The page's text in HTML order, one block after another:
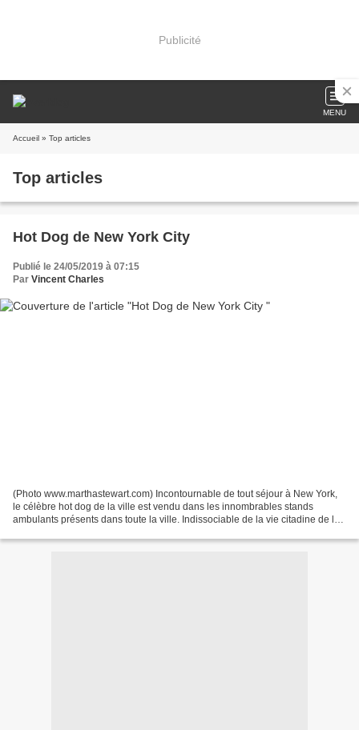
Publicité
MENU
Accueil » Top articles
Top articles
Hot Dog de New York City
Publié le 24/05/2019 à 07:15
Par Vincent Charles
(Photo www.marthastewart.com) Incontournable de tout séjour à New York,
le célèbre hot dog de la ville est vendu dans les innombrables stands
ambulants présents dans toute la ville. Indissociable de la vie citadine de la